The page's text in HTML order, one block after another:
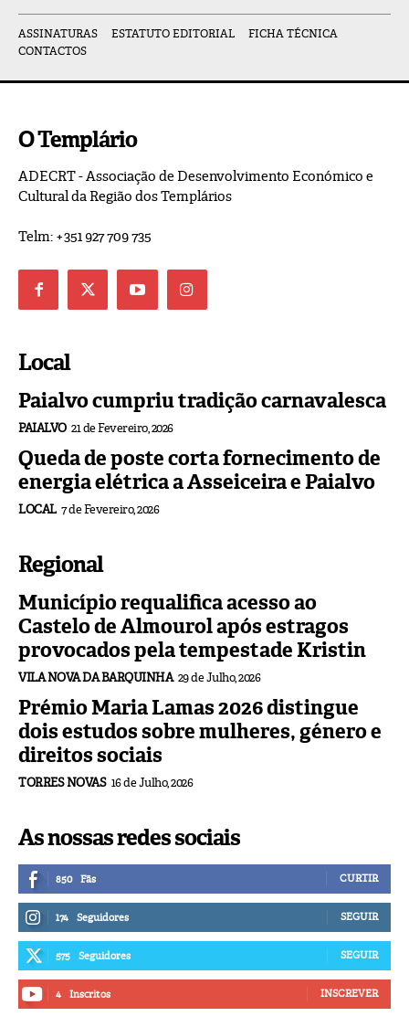
ASSINATURAS ESTATUTO EDITORIAL
FICHA TÉCNICA
CONTACTOS
O Templário
ADECRT - Associação de Desenvolvimento Económico e
Cultural da Região dos Templários
Telm: +351 927 709 735
Local
Paialvo cumpriu tradição carnavalesca
PAIALVO 21 de Fevereiro, 2026
Queda de poste corta fornecimento de
energia elétrica a Asseiceira e Paialvo
LOCAL 7 de Fevereiro, 2026
Regional
Município requalifica acesso ao
Castelo de Almourol após estragos
provocados pela tempestade Kristin
VILA NOVA DA BARQUINHA 29 de Julho, 2026
Prémio Maria Lamas 2026 distingue
dois estudos sobre mulheres, género e
direitos sociais
TORRES NOVAS 16 de Julho, 2026
As nossas redes sociais
850 Fãs CURTIR
174 Seguidores SEGUIR
575 Seguidores SEGUIR
4 Inscritos INSCREVER